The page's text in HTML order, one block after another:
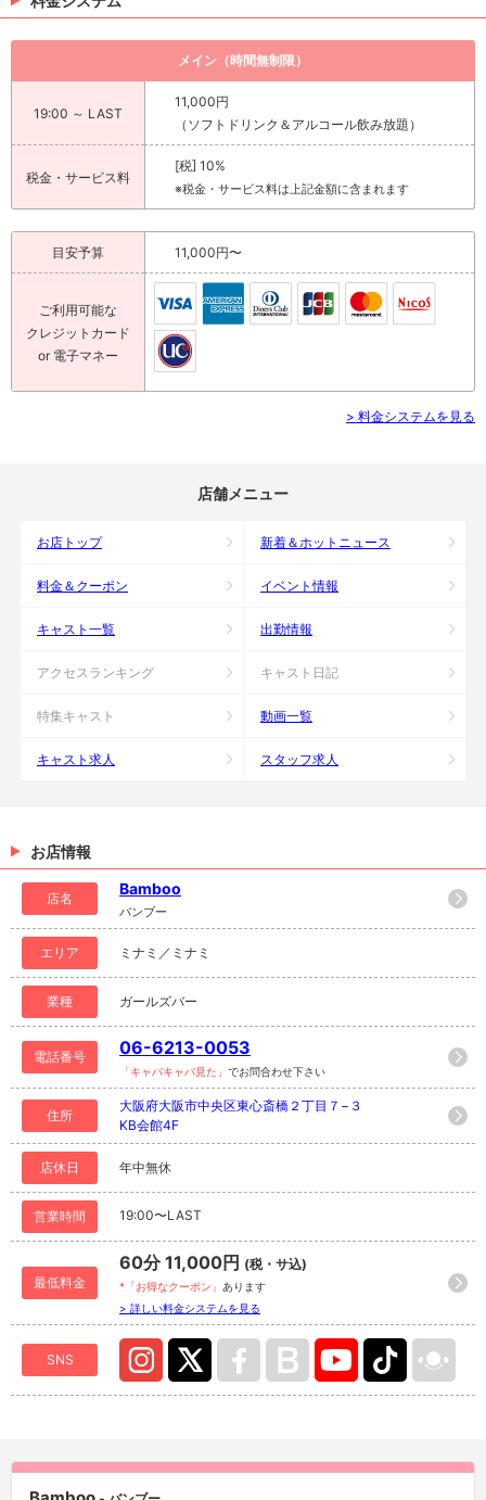
メイン（時間無制限）
19:00 ～ LAST
11,000円
（ソフトドリンク＆アルコール飲み放題）
税金・サービス料
[税] 10%
※税金・サービス料は上記金額に含まれます
目安予算 11,000円〜
ご利用可能な
クレジットカード
or 電子マネー
> 料金システムを見る
店舗メニュー
お店トップ 新着＆ホットニュース
料金＆クーポン イベント情報
キャスト一覧 出勤情報
アクセスランキング キャスト日記
特集キャスト 動画一覧
キャスト求人 スタッフ求人
お店情報
店名
Bamboo
バンブー
エリア ミナミ／ミナミ
業種 ガールズバー
電話番号 06-6213-0053
「キャバキャバ見た」 でお問合わせ下さい
住所
大阪府大阪市中央区東心斎橋２丁目７−３
KB会館4F
店休日 年中無休
営業時間 19:00〜LAST
最低料金
60分 11,000円 (税・サ込)
*「お得なクーポン」 あります
> 詳しい料金システムを見る
SNS